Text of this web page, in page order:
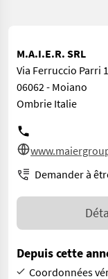
M.A.I.E.R. SRL
Via Ferruccio Parri
06062 - Moiano
Ombrie Italie
Demander à
Depuis cette
Coordonnées